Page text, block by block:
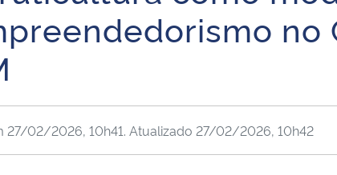
no
27/02/2026, 10h41. Atualizado 27/02/2026, 10h42